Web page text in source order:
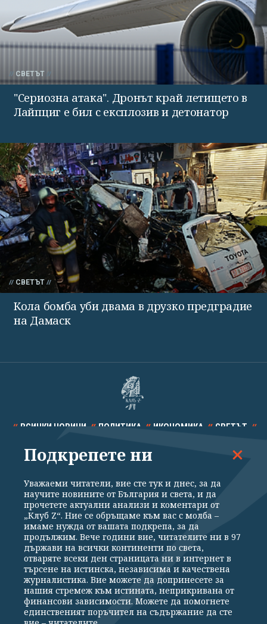
СВЕТЪТ
"Сериозна атака". Дронът край летището в
Лайпциг е бил с експлозив и детонатор
СВЕТЪТ
Кола бомба уби двама в друзко предградие
на Дамаск
ВСИЧКИ НОВИНИ ПОЛИТИКА ИКОНОМИКА СВЕТЪТ
СПОРТ КУЛТУРА ТЕХНОЛОГИИ КАЛЕЙДОСКОП
Общи условия
Политика за поверителност
Реклама
Партньори Контакти
За Клуб Z
Екип
Подкрепете ни
Издател на www.clubz.bg е „Клуб Зебра Медия“ ЕООД, София, ул. "Алеко
Подкрепете ни
Уважаеми читатели, вие сте тук и днес, за да
научите новините от България и света, и да
прочетете актуални анализи и коментари от
„Клуб Z“. Ние се обръщаме към вас с молба –
имаме нужда от вашата подкрепа, за да
продължим. Вече години вие, читателите ни в 97
държави на всички континенти по света,
отваряте всеки ден страницата ни в интернет в
търсене на истинска, независима и качествена
журналистика. Вие можете да допринесете за
нашия стремеж към истината, неприкривана от
финансови зависимости. Можете да помогнете
единственият поръчител на съдържание да сте